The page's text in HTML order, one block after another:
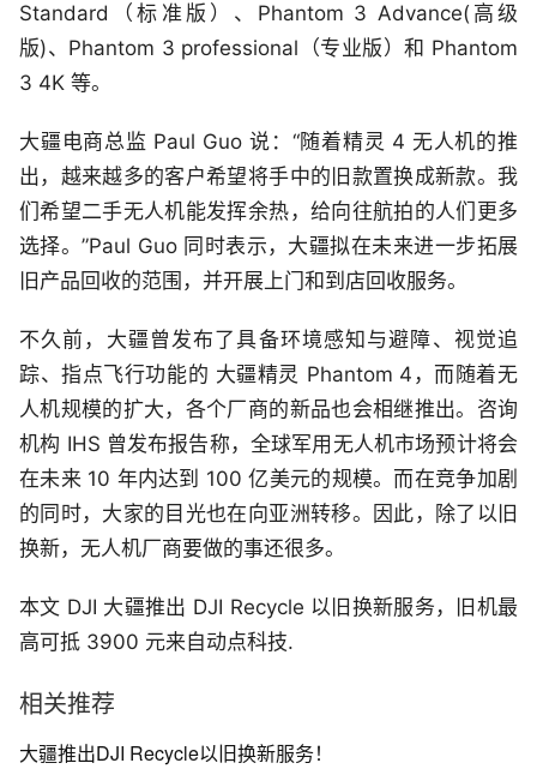
Standard（标准版）、Phantom 3 Advance(高级
版)、Phantom 3 professional（专业版）和 Phantom
3 4K 等。
大疆电商总监 Paul Guo 说：“随着精灵 4 无人机的推
出，越来越多的客户希望将手中的旧款置换成新款。我
们希望二手无人机能发挥余热，给向往航拍的人们更多
选择。”Paul Guo 同时表示，大疆拟在未来进一步拓展
旧产品回收的范围，并开展上门和到店回收服务。
不久前，大疆曾发布了具备环境感知与避障、视觉追
踪、指点飞行功能的 大疆精灵 Phantom 4，而随着无
人机规模的扩大，各个厂商的新品也会相继推出。咨询
机构 IHS 曾发布报告称，全球军用无人机市场预计将会
在未来 10 年内达到 100 亿美元的规模。而在竞争加剧
的同时，大家的目光也在向亚洲转移。因此，除了以旧
换新，无人机厂商要做的事还很多。
本文 DJI 大疆推出 DJI Recycle 以旧换新服务，旧机最
高可抵 3900 元来自动点科技.
相关推荐
大疆推出DJI Recycle以旧换新服务！